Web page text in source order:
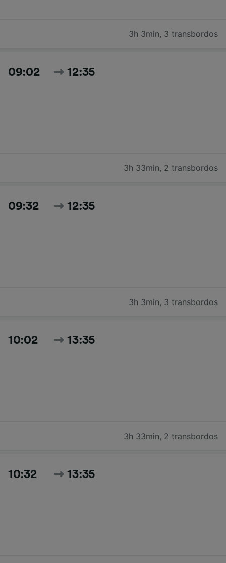
3h 3min, 3 transbordos
09:02 12:35
3h 33min, 2 transbordos
09:32 12:35
3h 3min, 3 transbordos
10:02 13:35
3h 33min, 2 transbordos
10:32 13:35